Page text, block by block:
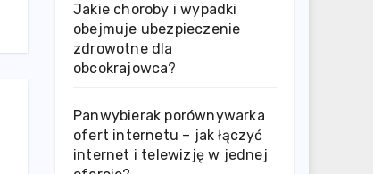
Jakie choroby i wypadki
obejmuje ubezpieczenie
zdrowotne dla
obcokrajowca?
Panwybierak porównywarka
ofert internetu – jak łączyć
internet i telewizję w jednej